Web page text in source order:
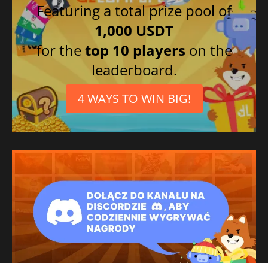
Featuring a total prize pool of
1,000 USDT
for thetop 10 players on the
leaderboard.
4 WAYS TO WIN BIG!